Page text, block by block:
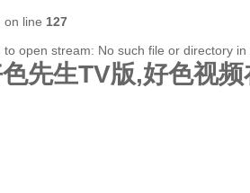
on line 127
open stream: No such file or directory in
先生TV版,好色视